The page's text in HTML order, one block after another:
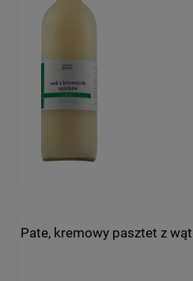
Pate, kremowy pasztet z